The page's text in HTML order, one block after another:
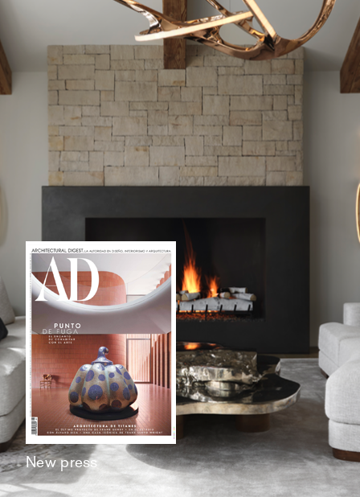
New press